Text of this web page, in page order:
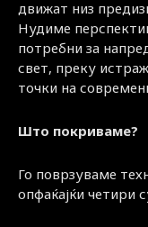
движат низ
Нудиме
потребни за
свет, преку
точки на
Што покриваме?
Го поврзуваме
опфаќајќи четири